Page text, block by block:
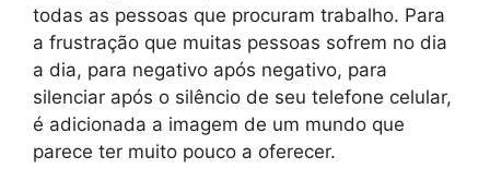
todas as pessoas que procuram trabalho. Para
a frustração que muitas pessoas sofrem no dia
a dia, para negativo após negativo, para
silenciar após o silêncio de seu telefone celular,
é adicionada a imagem de um mundo que
parece ter muito pouco a oferecer.